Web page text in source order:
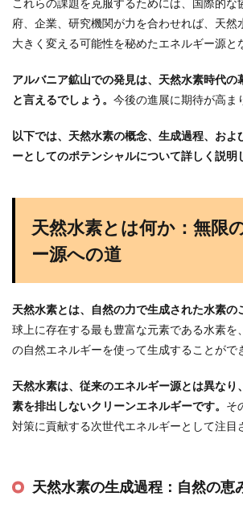
これらの課題を克服するためには、国際的な
府、企業、研究機関が力を合わせれば、天然
大きく変える可能性を秘めたエネルギー源と
アルバニア鉱山での発見は、天然水素時代の
と言えるでしょう。 今後の進展に期待が高ま
以下では、天然水素の概念、生成過程、およ
ーとしてのポテンシャルについて詳しく説明
天然水素とは何か：無限
ー源への道
天然水素とは、自然の力で生成された水素の
球上に存在する最も豊富な元素である水素を
の自然エネルギーを使って生成することがで
天然水素は、従来のエネルギー源とは異なり
素を排出しないクリーンエネルギーです。 そ
対策に貢献する次世代エネルギーとして注目
天然水素の生成過程：自然の恵